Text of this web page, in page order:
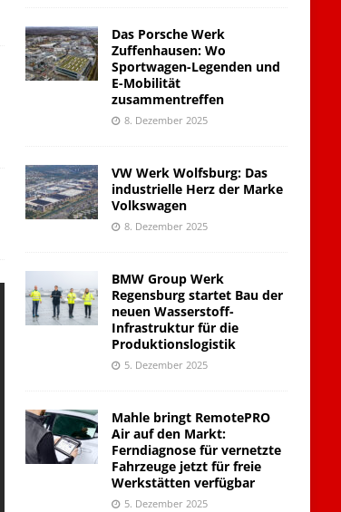
Das Porsche Werk
Zuffenhausen: Wo
Sportwagen-Legenden und
E-Mobilität
zusammentreffen
8. Dezember 2025
VW Werk Wolfsburg: Das
industrielle Herz der Marke
Volkswagen
8. Dezember 2025
BMW Group Werk
Regensburg startet Bau der
neuen Wasserstoff-
Infrastruktur für die
Produktionslogistik
5. Dezember 2025
Mahle bringt RemotePRO
Air auf den Markt:
Ferndiagnose für vernetzte
Fahrzeuge jetzt für freie
Werkstätten verfügbar
5. Dezember 2025